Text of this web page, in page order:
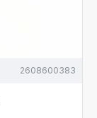
2608600383